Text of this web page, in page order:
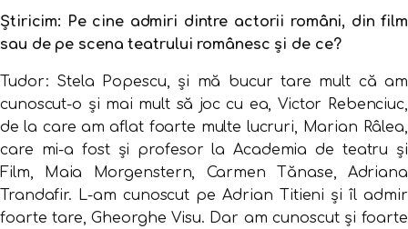
Știricim: Pe cine admiri dintre actorii români, din film
sau de pe scena teatrului românesc și de ce?
Tudor: Stela Popescu, şi mă bucur tare mult că am
cunoscut-o şi mai mult să joc cu ea, Victor Rebenciuc,
de la care am aflat foarte multe lucruri, Marian Râlea,
care mi-a fost şi profesor la Academia de teatru şi
Film, Maia Morgenstern, Carmen Tănase, Adriana
Trandafir. L-am cunoscut pe Adrian Titieni şi îl admir
foarte tare, Gheorghe Visu. Dar am cunoscut şi foarte